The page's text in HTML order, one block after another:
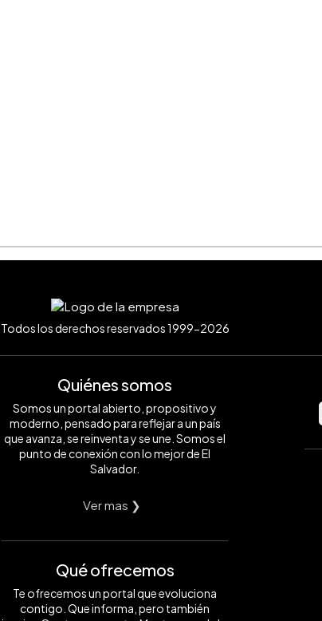
Todos los derechos reservados 1999-2026
Quiénes somos
Somos un portal abierto, propositivo y
moderno, pensado para reflejar a un país
que avanza, se reinventa y se une. Somos el
punto de conexión con lo mejor de El
Salvador.
Ver mas ❯
Qué ofrecemos
Te ofrecemos un portal que evoluciona
contigo. Que informa, pero también